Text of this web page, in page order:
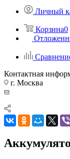
Личный
Корзина0
Контактная
г. Москва